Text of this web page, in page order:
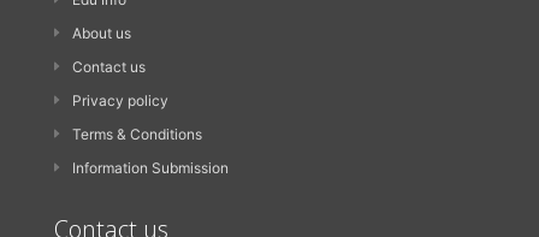
About us
Contact us
Privacy policy
Terms & Conditions
Information Submission
Contact us